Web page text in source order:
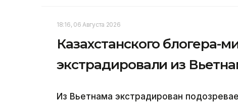
18:16, 06 Августа 2026
Казахстанского блогера-
экстрадировали из
Из Вьетнама экстрадирован